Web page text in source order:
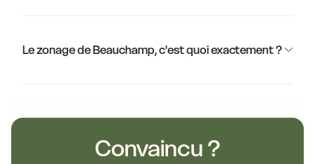
Le zonage de Beauchamp, c'est quoi exactement ?
Convaincu ?